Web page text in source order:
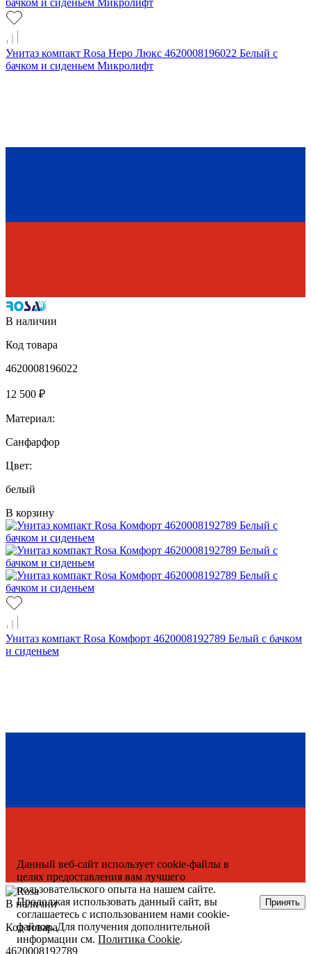
Унитаз компакт Rosa Неро Люкс 4620008196022 Белый с
бачком и сиденьем Микролифт
В наличии
Код товара
4620008196022
12 500 ₽
Материал:
Санфарфор
Цвет:
белый
В корзину
Унитаз компакт Rosa Комфорт 4620008192789 Белый с бачком
и сиденьем
В наличии
Код товара
4620008192789
Данный веб-сайт использует cookie-файлы в
целях предоставления вам лучшего
пользовательского опыта на нашем сайте.
Продолжая использовать данный сайт, вы
соглашаетесь с использованием нами cookie-
файлов. Для получения дополнительной
информации см.Политика Cookie.
Принять